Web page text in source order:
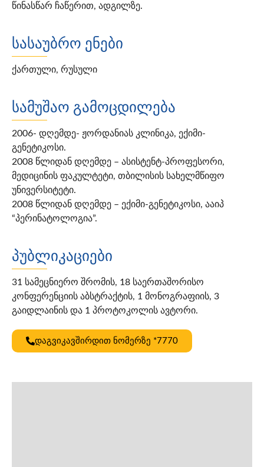
წინასწარ ჩაწერით, ადგილზე.
სასაუბრო ენები
ქართული, რუსული
სამუშაო გამოცდილება
2006- დღემდე- ჟორდანიას კლინიკა, ექიმი-
გენეტიკოსი.
2008 წლიდან დღემდე – ასისტენტ-პროფესორი,
მედიცინის ფაკულტეტი, თბილისის სახელმწიფო
უნივერსიტეტი.
2008 წლიდან დღემდე – ექიმი-გენეტიკოსი, ააიპ
“პერინატოლოგია”.
პუბლიკაციები
31 სამეცნიერო შრომის, 18 საერთაშორისო
კონფერენციის აბსტრაქტის, 1 მონოგრაფიის, 3
გაიდლაინის და 1 პროტოკოლის ავტორი.
დაგვიკავშირდით ნომერზე *7770